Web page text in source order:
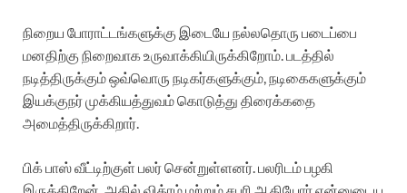
நிறைய போராட்டங்களுக்கு இடையே நல்லதொரு படைப்பை
மனதிற்கு நிறைவாக உருவாக்கியிருக்கிறோம். படத்தில்
நடித்திருக்கும் ஒவ்வொரு நடிகர்களுக்கும், நடிகைகளுக்கும்
இயக்குநர் முக்கியத்துவம் கொடுத்து திரைக்கதை
அமைத்திருக்கிறார்.
பிக் பாஸ் வீட்டிற்குள் பலர் சென்றுள்ளனர். பலரிடம் பழகி